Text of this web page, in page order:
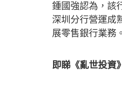
鍾國強認為，該
深圳分行營運成
展零售銀行業務。
即睇《亂世投資